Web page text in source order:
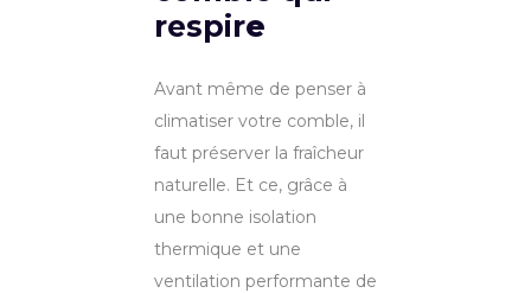
respire
Avant même de penser à
climatiser votre comble, il
faut préserver la fraîcheur
naturelle. Et ce, grâce à
une bonne isolation
thermique et une
ventilation performante de